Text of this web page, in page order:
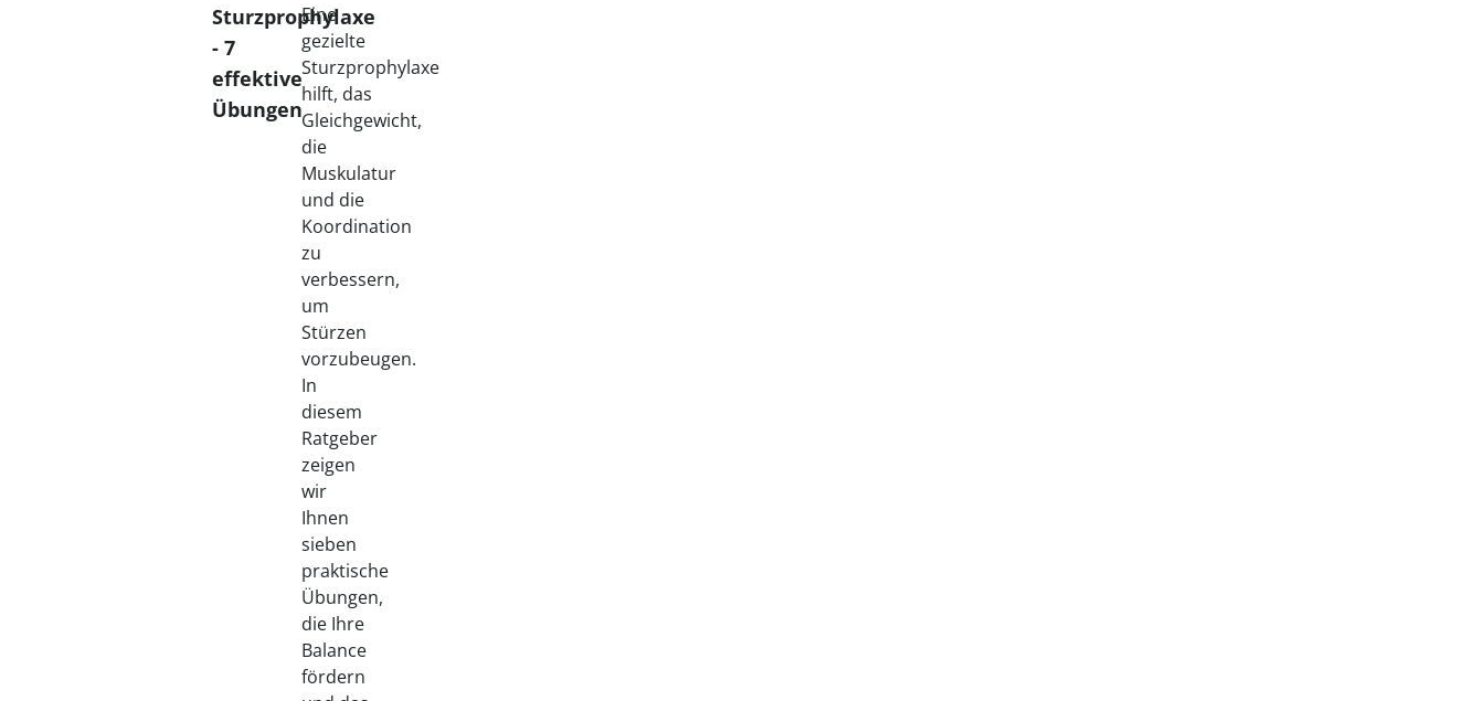
Sturzprophylaxe
- 7
effektive
Übungen
Eine
gezielte
Sturzprophylaxe
hilft, das
Gleichgewicht,
die
Muskulatur
und die
Koordination
zu
verbessern,
um
Stürzen
vorzubeugen.
In
diesem
Ratgeber
zeigen
wir
Ihnen
sieben
praktische
Übungen,
die Ihre
Balance
fördern